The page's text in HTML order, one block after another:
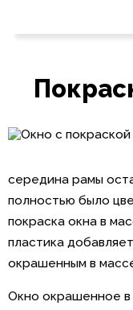
середина рамы
полностью было
покраска окна в
пластика
окрашенным в
Окно окрашенное